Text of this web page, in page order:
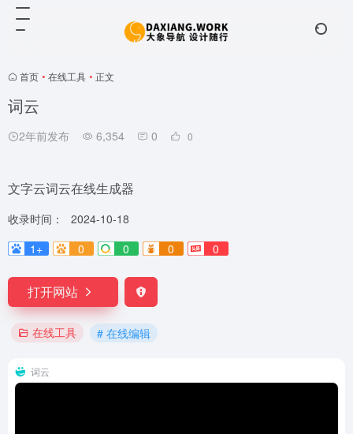
首页 • 在线工具 • 正文
词云
2年前发布 6,354 0 0
文字云词云在线生成器
收录时间：
2024-10-18
1+
0 0 0 0
打开网站
在线工具 # 在线编辑
词云